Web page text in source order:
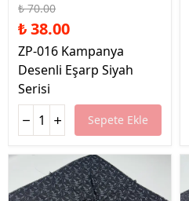
₺ 70.00
₺ 38.00
ZP-016 Kampanya
Desenli Eşarp Siyah
Serisi
Sepete Ekle